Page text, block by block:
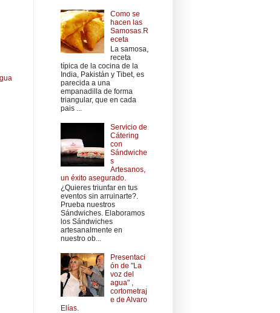
Como se
hacen las
Samosas.R
eceta
La samosa,
receta
típica de la cocina de la
India, Pakistán y Tibet, es
parecida a una
empanadilla de forma
triangular, que en cada
pais ...
Servicio de
Cátering
con
Sándwiche
s
Artesanos,
un éxito asegurado.
¿Quieres triunfar en tus
eventos sin arruinarte?.
Prueba nuestros
Sándwiches. Elaboramos
los Sándwiches
artesanalmente en
nuestro ob...
Presentaci
ón de "La
voz del
agua" ,
cortometraj
e de Alvaro
Elías.